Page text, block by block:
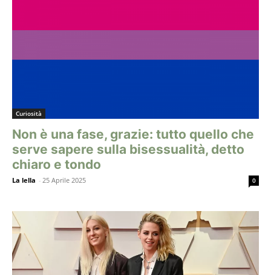
Curiosità
Non è una fase, grazie: tutto quello che
serve sapere sulla bisessualità, detto
chiaro e tondo
La lella - 25 Aprile 2025 0